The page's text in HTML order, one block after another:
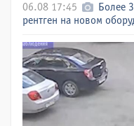
06.08 17:45
Более
рентген на новом